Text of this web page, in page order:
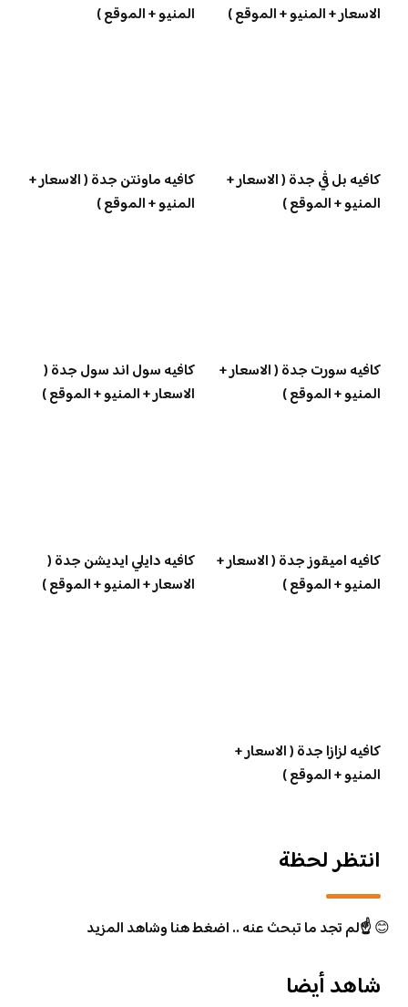
الاسعار + المنيو + الموقع )
المنيو + الموقع )
كافيه بل ڤي جدة ( الاسعار +
المنيو + الموقع )
كافيه ماونتن جدة ( الاسعار +
المنيو + الموقع )
كافيه سورت جدة ( الاسعار +
المنيو + الموقع )
كافيه سول اند سول جدة (
الاسعار + المنيو + الموقع )
كافيه اميقوز جدة ( الاسعار +
المنيو + الموقع )
كافيه دايلي ايديشن جدة (
الاسعار + المنيو + الموقع )
كافيه لزازا جدة ( الاسعار +
المنيو + الموقع )
انتظر لحظة
😊☝️لم تجد ما تبحث عنه .. اضغط هنا وشاهد المزيد
شاهد أيضا